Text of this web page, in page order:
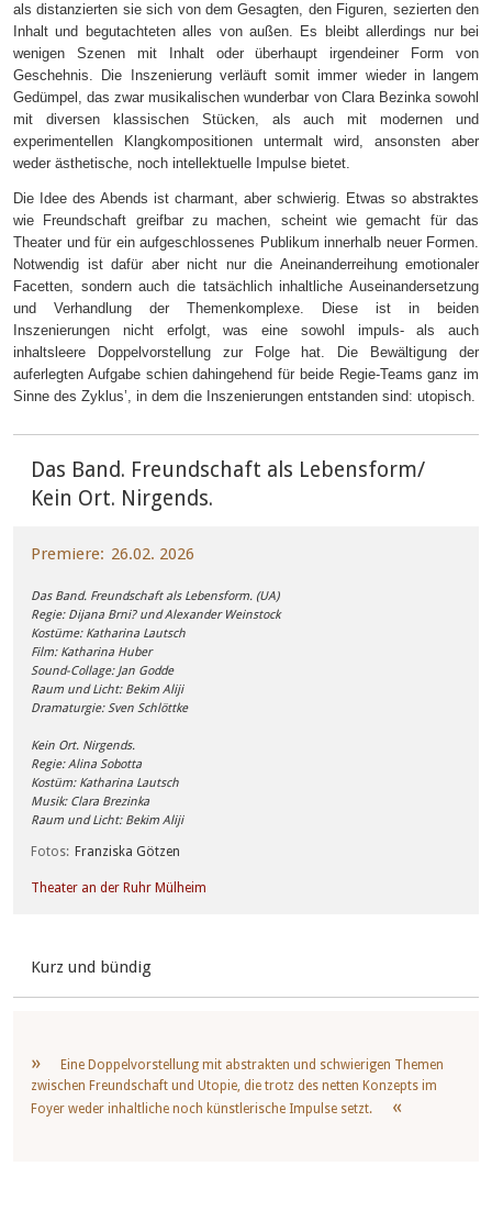
als distanzierten sie sich von dem Gesagten, den Figuren, sezierten den
Inhalt und begutachteten alles von außen. Es bleibt allerdings nur bei
wenigen Szenen mit Inhalt oder überhaupt irgendeiner Form von
Geschehnis. Die Inszenierung verläuft somit immer wieder in langem
Gedümpel, das zwar musikalischen wunderbar von Clara Bezinka sowohl
mit diversen klassischen Stücken, als auch mit modernen und
experimentellen Klangkompositionen untermalt wird, ansonsten aber
weder ästhetische, noch intellektuelle Impulse bietet.
Die Idee des Abends ist charmant, aber schwierig. Etwas so abstraktes
wie Freundschaft greifbar zu machen, scheint wie gemacht für das
Theater und für ein aufgeschlossenes Publikum innerhalb neuer Formen.
Notwendig ist dafür aber nicht nur die Aneinanderreihung emotionaler
Facetten, sondern auch die tatsächlich inhaltliche Auseinandersetzung
und Verhandlung der Themenkomplexe. Diese ist in beiden
Inszenierungen nicht erfolgt, was eine sowohl impuls- als auch
inhaltsleere Doppelvorstellung zur Folge hat. Die Bewältigung der
auferlegten Aufgabe schien dahingehend für beide Regie-Teams ganz im
Sinne des Zyklus’, in dem die Inszenierungen entstanden sind: utopisch.
Das Band. Freundschaft als Lebensform/
Kein Ort. Nirgends.
Premiere 26.02. 2026
Das Band. Freundschaft als Lebensform. (UA)
Regie: Dijana Brni? und Alexander Weinstock
Kostüme: Katharina Lautsch
Film: Katharina Huber
Sound-Collage: Jan Godde
Raum und Licht: Bekim Aliji
Dramaturgie: Sven Schlöttke
Kein Ort. Nirgends.
Regie: Alina Sobotta
Kostüm: Katharina Lautsch
Musik: Clara Brezinka
Raum und Licht: Bekim Aliji
Fotos Franziska Götzen
Theater an der Ruhr Mülheim
Kurz und bündig
Eine Doppelvorstellung mit abstrakten und schwierigen Themen
zwischen Freundschaft und Utopie, die trotz des netten Konzepts im
Foyer weder inhaltliche noch künstlerische Impulse setzt.